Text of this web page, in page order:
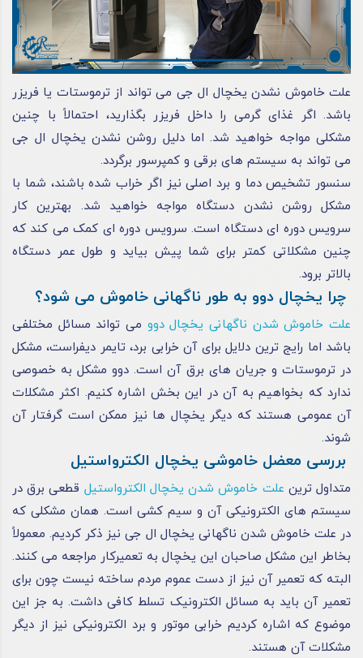
علت خاموش نشدن یخچال ال جی می‌ تواند از ترموستات یا فریزر
باشد. اگر غذای گرمی را داخل فریزر بگذارید، احتمالاً با چنین
مشکلی مواجه خواهید شد. اما دلیل روشن نشدن یخچال ال جی
می‌ تواند به سیستم‌ های برقی و کمپرسور برگردد.
سنسور تشخیص دما و برد اصلی نیز اگر خراب شده باشند، شما با
مشکل روشن‌ نشدن دستگاه مواجه خواهید شد. بهترین کار
سرویس دوره‌ ای دستگاه است. سرویس دوره‌ ای کمک می‌ کند که
چنین مشکلاتی کمتر برای شما پیش بیاید و طول عمر دستگاه
بالاتر برود.
چرا یخچال دوو به طور ناگهانی خاموش می شود؟
علت خاموش شدن ناگهانی یخچال دوو می‌ تواند مسائل مختلفی
باشد اما رایج‌ ترین دلایل برای آن خرابی برد، تایمر دیفراست، مشکل
در ترموستات و جریان‌ های برق آن است. دوو مشکل به‌ خصوصی
ندارد که بخواهیم به آن در این بخش اشاره کنیم. اکثر مشکلات
آن عمومی هستند که دیگر یخچال‌ ها نیز ممکن است گرفتار آن
شوند.
بررسی معضل خاموشی یخچال الکترواستیل
متداول‌ ترین علت خاموش شدن یخچال الکترواستیل قطعی برق در
سیستم‌ های الکترونیکی آن و سیم‌ کشی است. همان مشکلی که
در علت خاموش شدن ناگهانی یخچال ال جی نیز ذکر کردیم. معمولاً
بخاطر این مشکل صاحبان این یخچال به تعمیرکار مراجعه می‌ کنند.
البته که تعمیر آن نیز از دست عموم مردم ساخته نیست چون برای
تعمیر آن باید به مسائل الکترونیک تسلط کافی داشت. به‌ جز این
موضوع که اشاره کردیم خرابی موتور و برد الکترونیکی نیز از دیگر
مشکلات آن هستند.